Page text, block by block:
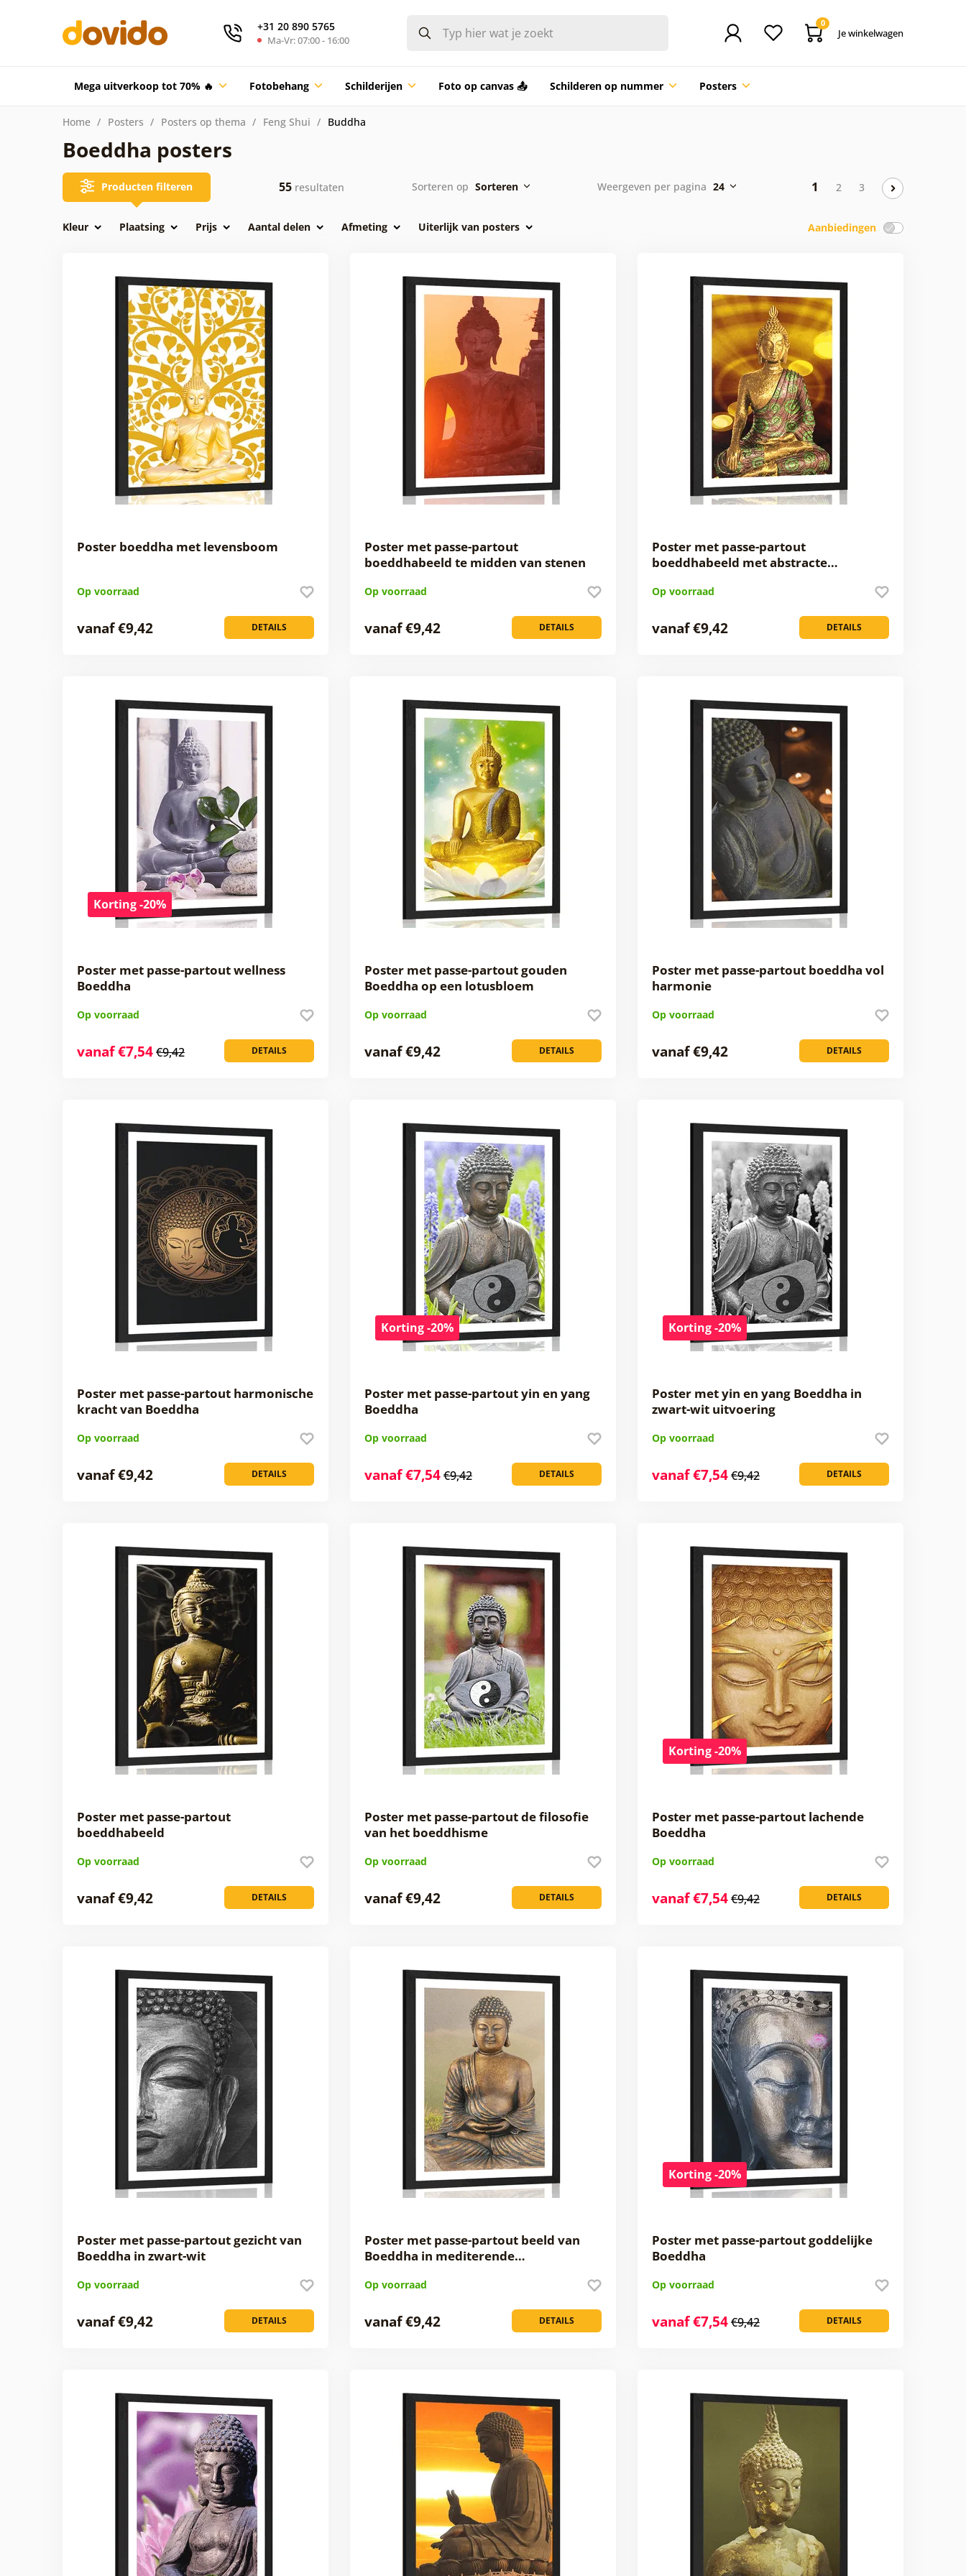
+31 20 890 5765
Ma-Vr: 07:00 - 16:00
0
Je winkelwagen
Mega uitverkoop tot 70% 🔥 Fotobehang Schilderijen Foto op canvas 📤 Schilderen op nummer Posters
Home Posters Posters op thema Feng Shui Buddha
Boeddha posters
Producten filteren 55resultaten Sorteren op Sorteren Weergeven per pagina 24 1 2 3
Aanbiedingen
Kleur Plaatsing Prijs Aantal delen Afmeting Uiterlijk van posters
Poster boeddha met levensboom
Op voorraad
DETAILS
vanaf €9,42
Poster met passe-partout
boeddhabeeld te midden van stenen
Op voorraad
DETAILS
vanaf €9,42
Poster met passe-partout
boeddhabeeld met abstracte…
Op voorraad
DETAILS
vanaf €9,42
Korting -20%
Poster met passe-partout wellness
Boeddha
Op voorraad
DETAILS
vanaf €7,54€9,42
Poster met passe-partout gouden
Boeddha op een lotusbloem
Op voorraad
DETAILS
vanaf €9,42
Poster met passe-partout boeddha vol
harmonie
Op voorraad
DETAILS
vanaf €9,42
Poster met passe-partout harmonische
kracht van Boeddha
Op voorraad
DETAILS
vanaf €9,42
Korting -20%
Poster met passe-partout yin en yang
Boeddha
Op voorraad
DETAILS
vanaf €7,54€9,42
Korting -20%
Poster met yin en yang Boeddha in
zwart-wit uitvoering
Op voorraad
DETAILS
vanaf €7,54€9,42
Poster met passe-partout
boeddhabeeld
Op voorraad
DETAILS
vanaf €9,42
Poster met passe-partout de filosofie
van het boeddhisme
Op voorraad
DETAILS
vanaf €9,42
Korting -20%
Poster met passe-partout lachende
Boeddha
Op voorraad
DETAILS
vanaf €7,54€9,42
Poster met passe-partout gezicht van
Boeddha in zwart-wit
Op voorraad
DETAILS
vanaf €9,42
Poster met passe-partout beeld van
Boeddha in mediterende…
Op voorraad
DETAILS
vanaf €9,42
Korting -20%
Poster met passe-partout goddelijke
Boeddha
Op voorraad
DETAILS
vanaf €7,54€9,42